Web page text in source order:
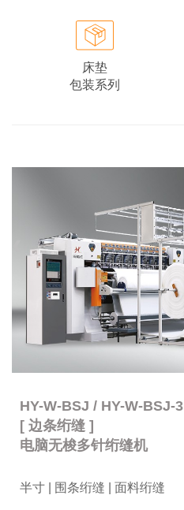
床垫
包装系列
HY-W-BSJ / HY-W-BSJ-3
[ 边条绗缝 ]
电脑无梭多针绗缝机
半寸 | 围条绗缝 | 面料绗缝